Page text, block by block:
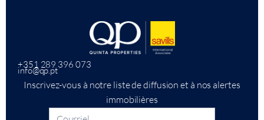
+351 289 396 073
info@qp.pt
Inscrivez-vous à notre liste de diffusion et à nos alertes
immobilières